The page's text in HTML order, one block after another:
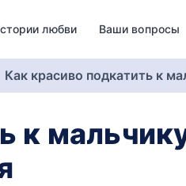
любви Ваши вопросы
Как красиво подкатить к
к